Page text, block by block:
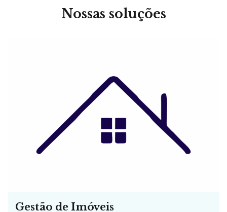
Nossas soluções
Gestão de Imóveis